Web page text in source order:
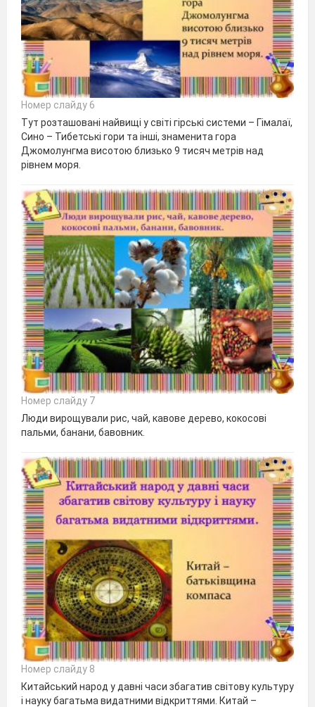
Номер слайду 6
Тут розташовані найвищі у світі гірські системи – Гімалаї,
Сино – Тибетські гори та інші, знаменита гора
Джомолунгма висотою близько 9 тисяч метрів над
рівнем моря.
Номер слайду 7
Люди вирощували рис, чай, кавове дерево, кокосові
пальми, банани, бавовник.
Номер слайду 8
Китайський народ у давні часи збагатив світову культуру
і науку багатьма видатними відкриттями. Китай –